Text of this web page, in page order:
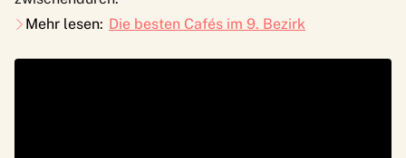
Mehr lesen: Die besten Cafés im 9. Bezirk